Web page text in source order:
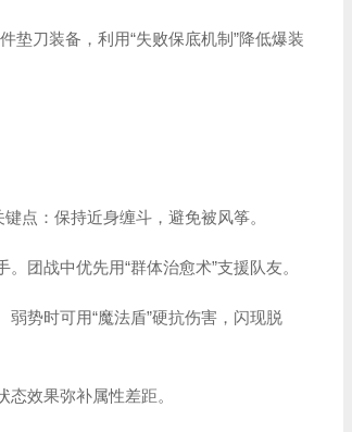
垫刀装备，利用“失败保底机制”降低爆装
点：保持近身缠斗，避免被风筝。
团战中优先用“群体治愈术”支援队友。
势时可用“魔法盾”硬抗伤害，闪现脱
态效果弥补属性差距。